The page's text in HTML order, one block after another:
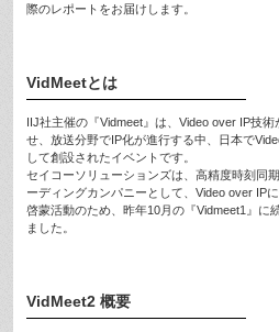
際のレポートをお届けします。
VidMeetとは
IIJ社主催の『Vidmeet』は、Video over IP技
せ、放送分野でIP化が進行する中、日本で
して創設されたイベントです。
セイコーソリューションズは、高精度時刻同
ーディングカンパニーとして、Video over IP
啓蒙活動のため、昨年10月の『Vidmeet1』に
ました。
VidMeet2 概要